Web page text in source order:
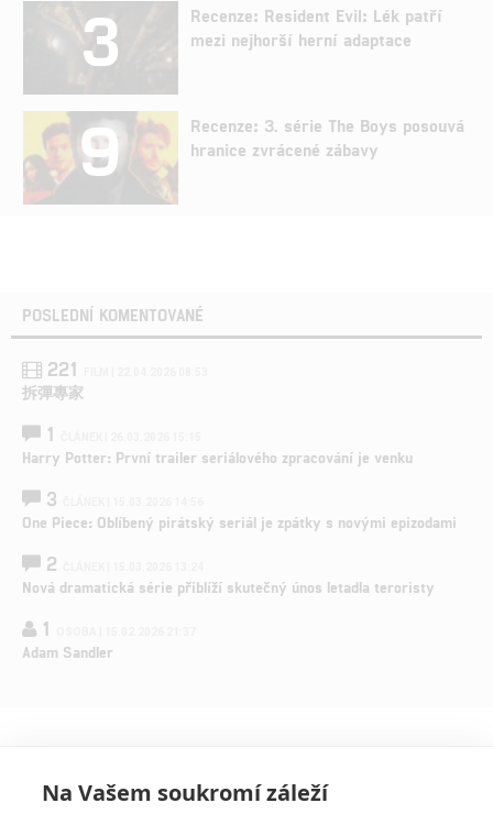
3
Recenze: Resident Evil: Lék patří
mezi nejhorší herní adaptace
9
Recenze: 3. série The Boys posouvá
hranice zvrácené zábavy
POSLEDNÍ KOMENTOVANÉ
221
拆彈專家
1
Harry Potter: První trailer seriálového zpracování je venku
3
One Piece: Oblíbený pirátský seriál je zpátky s novými epizodami
2
Nová dramatická série přiblíží skutečný únos letadla teroristy
1
Adam Sandler
Na Vašem soukromí záleží